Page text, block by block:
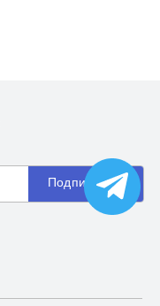
Подписаться